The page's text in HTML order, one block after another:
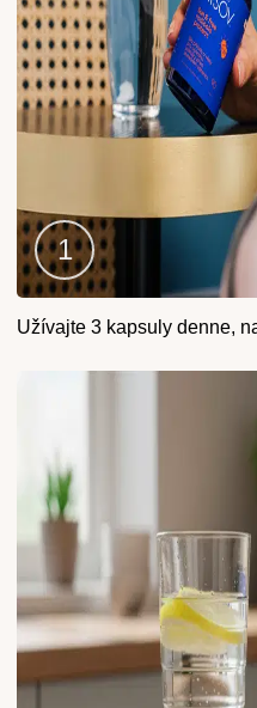
Krok
Užívajte 3 kapsuly denne,